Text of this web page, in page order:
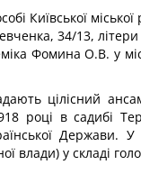
Київської
34/13, літери
Фомина О.В. у
цілісний
році в садибі
влади) у складі